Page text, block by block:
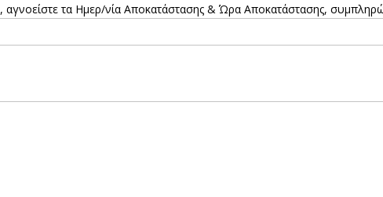
τα Ημερ/νία Αποκατάστασης & Ώρα Αποκατάστασης,